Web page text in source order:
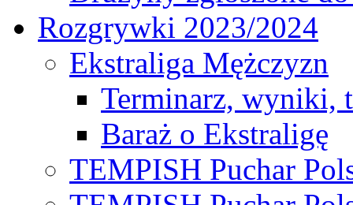
Rozgrywki 2023/2024
Ekstraliga Mężczyzn
Terminarz, wyniki,
Baraż o Ekstraligę
TEMPISH Puchar